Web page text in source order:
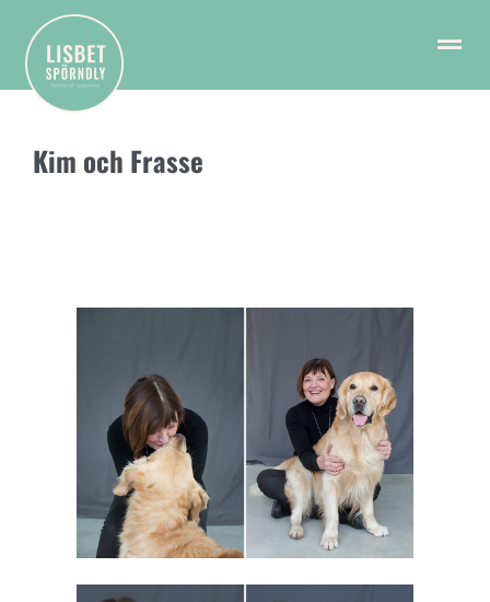
Kim och Frasse